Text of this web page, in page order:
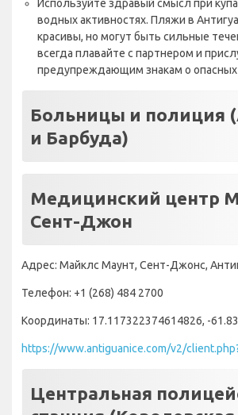
Используйте здравый смысл при
водных активностях. Пляжи в
красивы, но могут быть сильные
всегда плавайте с партнером и
предупреждающим знакам о опасных
Больницы и полиция
и Барбуда)
Медицинский центр
Сент-Джон
Адрес: Майклс Маунт, Сент-Джонс,
Телефон: +1 (268) 484 2700
Координаты: 17.117322374614826, -
https://www.antiguanice.com/v2/
Центральная